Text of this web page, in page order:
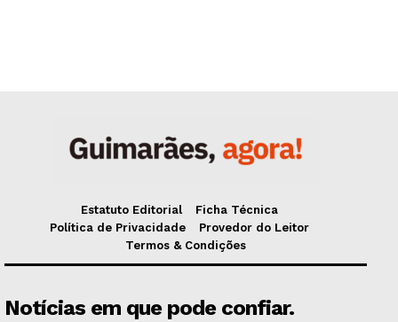
Estatuto Editorial
Ficha Técnica
Política de Privacidade
Provedor do Leitor
Termos & Condições
Notícias em que pode confiar.